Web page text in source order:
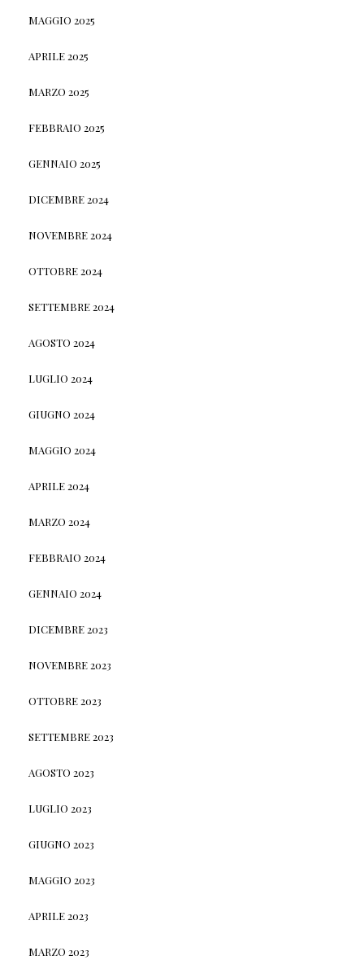
MAGGIO 2025
APRILE 2025
MARZO 2025
FEBBRAIO 2025
GENNAIO 2025
DICEMBRE 2024
NOVEMBRE 2024
OTTOBRE 2024
SETTEMBRE 2024
AGOSTO 2024
LUGLIO 2024
GIUGNO 2024
MAGGIO 2024
APRILE 2024
MARZO 2024
FEBBRAIO 2024
GENNAIO 2024
DICEMBRE 2023
NOVEMBRE 2023
OTTOBRE 2023
SETTEMBRE 2023
AGOSTO 2023
LUGLIO 2023
GIUGNO 2023
MAGGIO 2023
APRILE 2023
MARZO 2023